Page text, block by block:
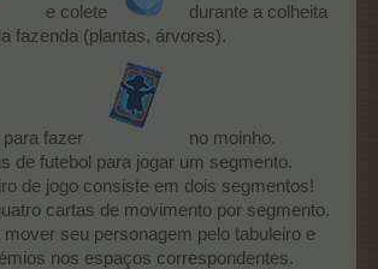
e colete
durante a colheita
fazenda (plantas, árvores).
fazer
no moinho.
de futebol para jogar um segmento.
de jogo consiste em dois segmentos!
cartas de movimento por segmento.
seu personagem pelo tabuleiro e
nos espaços correspondentes.